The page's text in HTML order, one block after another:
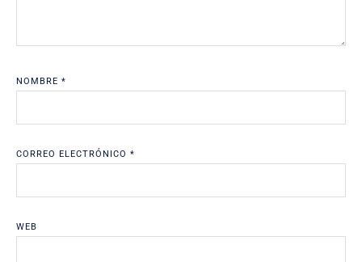
NOMBRE *
CORREO ELECTRÓNICO *
WEB